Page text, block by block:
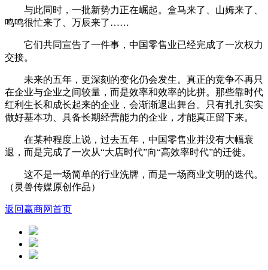
与此同时，一批新势力正在崛起。盒马来了、山姆来了、
鸣鸣很忙来了、万辰来了……
它们共同宣告了一件事，中国零售业已经完成了一次权力
交接。
未来的五年，更深刻的变化仍会发生。真正的竞争不再只
在企业与企业之间较量，而是效率和效率的比拼。那些靠时代
红利生长和成长起来的企业，会渐渐退出舞台。只有扎扎实实
做好基本功、具备长期经营能力的企业，才能真正留下来。
在某种程度上说，过去五年，中国零售业并没有大幅衰
退，而是完成了一次从“大店时代”向“高效率时代”的迁徙。
这不是一场简单的行业洗牌，而是一场商业文明的迭代。
（灵兽传媒原创作品）
返回赢商网首页